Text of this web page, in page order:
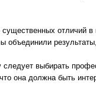
отличий
объединили
выбирать
она должна быть